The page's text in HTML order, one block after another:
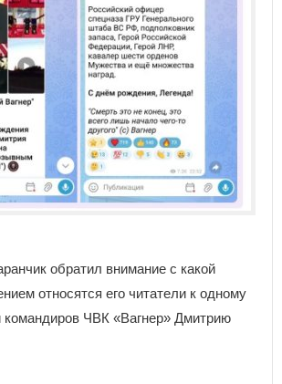
обратил внимание с какой
относятся его читатели к одному
командиров ЧВК «Вагнер» Дмитрию